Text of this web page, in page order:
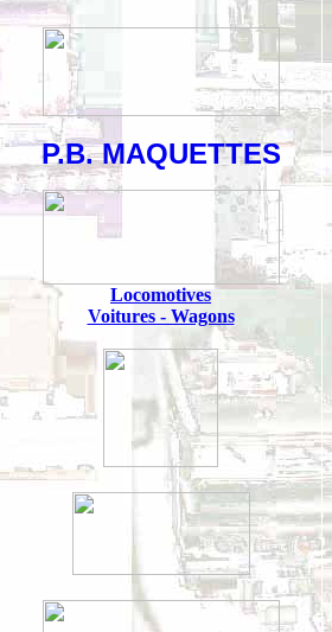
P.B. MAQUETTES
Locomotives
Voitures - Wagons